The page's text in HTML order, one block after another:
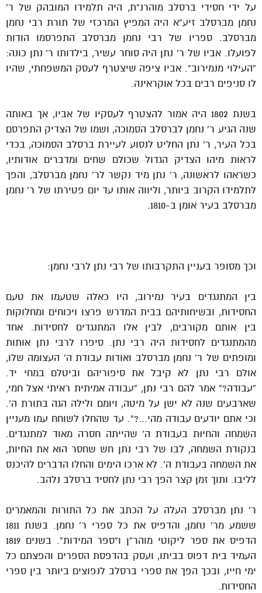
על ידי חסידי ברסלב מוהרנ”ת, היה תלמידו המובהק של ר’
נחמן מברסלב זיע”א היה המפיץ המרכזי של תורת רבי נחמן
מברסלב. ספריו של רבי נחמן מברסלב התפרסמו הודות
לפועלו. אביו של ר’ נתן היה סוחר עשיר, בילדותו ר’ נתן כונה:
“העילוי מנמירוב”. אביו ציפה שיצטרף לעסק המשפחתי, שהיו
לו סניפים רבים בכל אוקראינה.
בשנת 1802 היה אמור להצטרף לעסקיו של אביו, אך באותה
שנה הגיע ר’ נחמן לברסלב הסמוכה, ושמו של הצדיק התפרסם
בכל העיר, ר’ נתן החליט לנסוע לעיירת ברסלב הסמוכה, בכדי
לראות מיהו הצדיק הגדול שכולם שחים ומדברים אודותיו,
כשראהו לראשונה, ר’ נתן מיד נקשר לר’ נחמן מברסלב, והפך
לתלמידו הקרוב ביותר, וליווה אותו עד יום פטירתו של ר’ נחמן
מברסלב בעיר אומן ב-1810.
וכך מסופר בעניין התקרבותו של רבי נתן לרבי נחמן:
בין המתנגדים בעיר נמירוב, היו כאלה שטעמו את טעם
החסידות, ובשיחותיהם בבית המדרש פרצו ויכוחים ומחלוקות
בין אותם מקורבים, לבין אלו המתנגדים לחסידות. אחד
מהמתנגדים לחסידות היה רבי נתן. סיפרו לרבי נתן אותות
ומופתים של ר’ נחמן מברסלב ואודות עבודת ה’ העצומה שלו,
אולם רבי נתן לא קיבל את סיפוריהם וביטלם במחי יד.
“עבודה?” אמר להם רבי נתן, “עבודה אמיתית ראיתי אצל חמי,
שארבעים שנה לא ישן על מיטה, ויומם ולילה הגה בתורת ה’.
וכי אתם יודעים עבודה מהי…?”. עד שהחלו לשוחח עמו מעניין
השמחה והחיוּת בעבודת ה’ שהייתה חסרה מאוד למתנגדים.
בנקודת השמחה, לבו של רבי נתן חש שחסר הוא את החיות,
את השמחה בעבודת ה’. לא ארכו הימים והחלו הדברים להיכנס
לליבו. ותוך זמן קצר הפך רבי נתן לחסיד ברסלב נלהב.‏‏
ר’ נתן מברסלב העלה על הכתב את כל התורות והמאמרים
ששמע מר’ נחמן, והדפיס את כל ספרי ר’ נחמן. בשנת 1811
הדפיס את ספר ליקוטי מוהר”ן ו”ספר המידות”. בשנים 1819
העמיד בית דפוס בביתו, ועסק בהדפסת הספרים והפצתם כל
ימי חייו, ובכך הפך את ספרי ברסלב לנפוצים ביותר בין ספרי
החסידות.